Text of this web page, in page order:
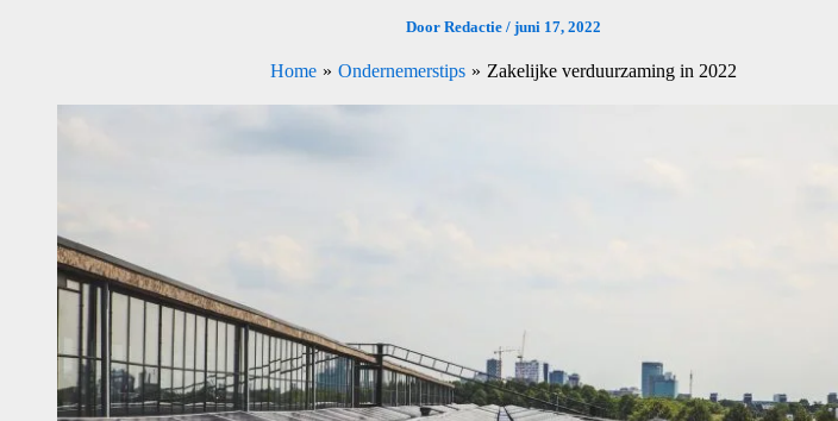
Door Redactie / juni 17, 2022
Home Ondernemerstips Zakelijke verduurzaming in 2022